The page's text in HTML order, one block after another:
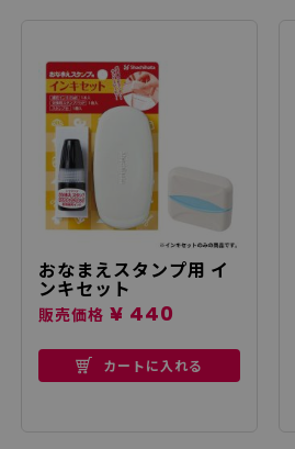
おなまえスタンプ用 イ
ンキセット
販売価格 ¥ 440
カートに入れる